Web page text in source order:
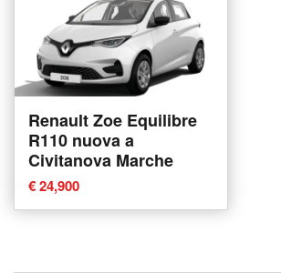
Renault Zoe Equilibre
R110 nuova a
Civitanova Marche
€ 24,900